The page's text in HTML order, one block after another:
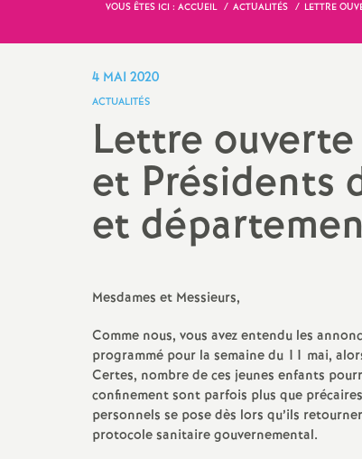
VOUS ÊTES ICI : ACCUEIL ACTUALITÉS LETTRE
4 MAI 2020
ACTUALITÉS
Lettre
et Présidents
et
Mesdames et Messieurs,
Comme nous, vous avez entendu les
programmé pour la semaine du 11 mai,
Certes, nombre de ces jeunes enfants
confinement sont parfois plus que
personnels se pose dès lors qu’ils
protocole sanitaire gouvernemental.